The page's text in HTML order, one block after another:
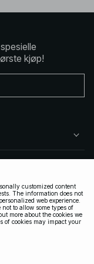
kjøp!